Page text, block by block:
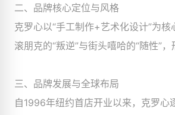
二、品牌核心定位与风格​
克罗心以“手工制作+艺术化设计”为
滚朋克的“叛逆”与街头嘻哈的“随性”，
三、品牌发展与全球布局​
自1996年纽约首店开业以来，克罗